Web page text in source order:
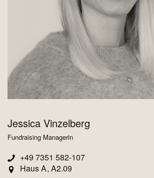
Jessica Vinzelberg
Fundraising Managerin
+49 7351 582-107
Haus A A2.09